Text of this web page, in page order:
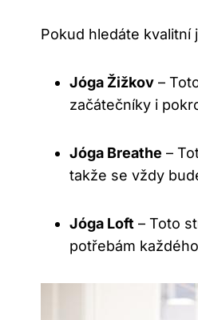
Pokud hledáte kvalitní
Jóga Žižkov –
začátečníky i
Jóga Breathe –
takže se vždy
Jóga Loft – Toto
potřebám